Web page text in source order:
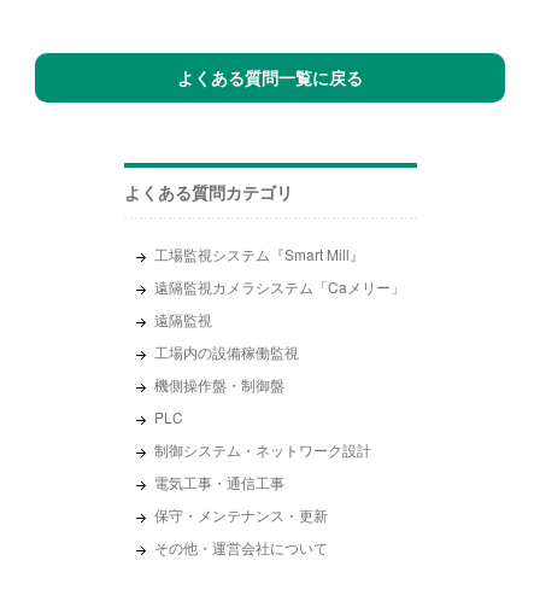
よくある質問カテゴリ
工場監視システム『Smart Mill』
遠隔監視カメラシステム「Caメリー」
遠隔監視
工場内の設備稼働監視
機側操作盤・制御盤
PLC
制御システム・ネットワーク設計
電気工事・通信工事
保守・メンテナンス・更新
その他・運営会社について
よくある質問一覧に戻る